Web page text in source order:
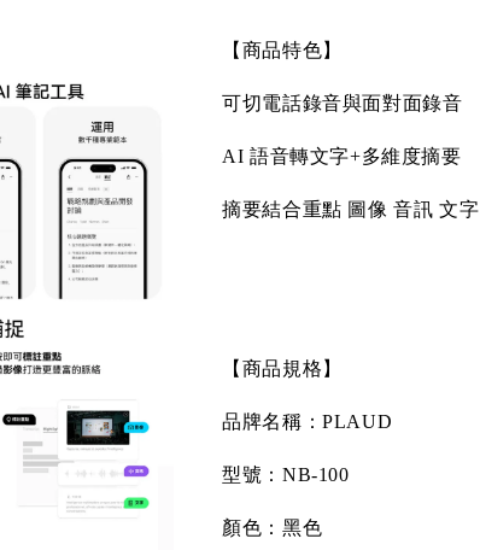
【商品特色】
可切電話錄音與面對面錄音
AI 語音轉文字+多維度摘要
摘要結合重點 圖像 音訊 文字
【商品規格】
品牌名稱：PLAUD
型號： NB-100
顏色：黑色